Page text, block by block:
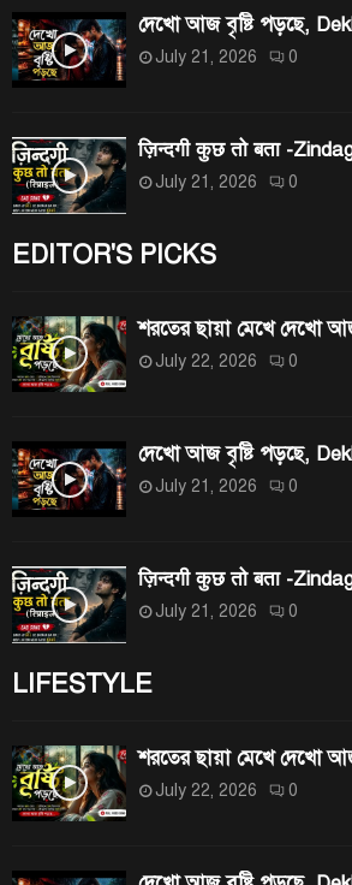
দেখো আজ বৃষ্টি পড়ছে,
July 21, 2026 0
ज़िन्दगी कुछ तो बता -
July 21, 2026 0
EDITOR'S PICKS
শরতের ছায়া মেখে দেখো
July 22, 2026 0
দেখো আজ বৃষ্টি পড়ছে,
July 21, 2026 0
ज़िन्दगी कुछ तो बता -
July 21, 2026 0
LIFESTYLE
শরতের ছায়া মেখে দেখো
July 22, 2026 0